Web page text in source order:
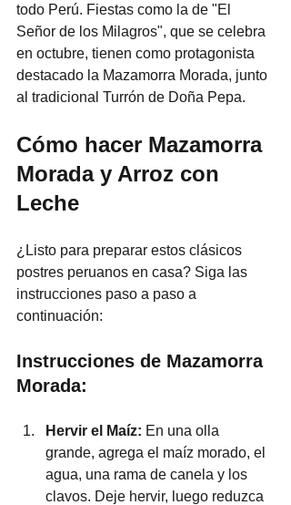
todo Perú. Fiestas como la de "El
Señor de los Milagros", que se celebra
en octubre, tienen como protagonista
destacado la Mazamorra Morada, junto
al tradicional Turrón de Doña Pepa.
Cómo hacer Mazamorra
Morada y Arroz con
Leche
¿Listo para preparar estos clásicos
postres peruanos en casa? Siga las
instrucciones paso a paso a
continuación:
Instrucciones de Mazamorra
Morada:
Hervir el Maíz: En una olla
grande, agrega el maíz morado, el
agua, una rama de canela y los
clavos. Deje hervir, luego reduzca